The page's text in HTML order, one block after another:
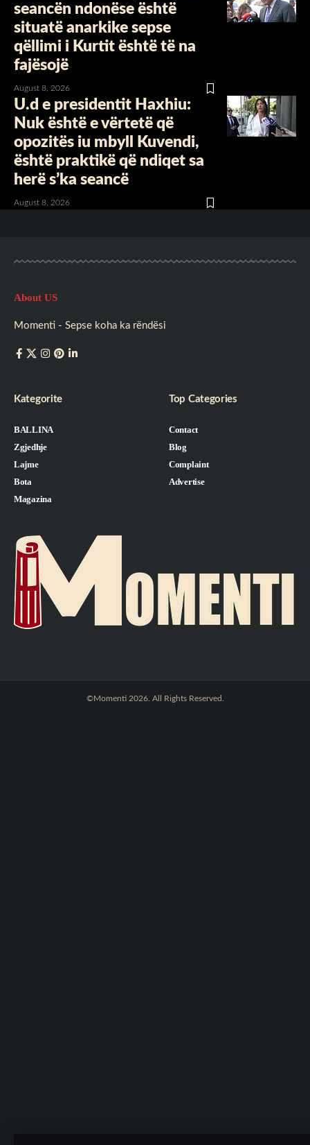
seancën ndonëse është
situatë anarkike sepse
qëllimi i Kurtit është të na
fajësojë
August 8, 2026
U.d e presidentit Haxhiu:
Nuk është e vërtetë që
opozitës iu mbyll Kuvendi,
është praktikë që ndiqet sa
herë s’ka seancë
August 8, 2026
About US
Momenti - Sepse koha ka rëndësi
Kategorite
BALLINA
Zgjedhje
Lajme
Bota
Magazina
Top Categories
Contact
Blog
Complaint
Advertise
©Momenti 2026. All Rights Reserved.